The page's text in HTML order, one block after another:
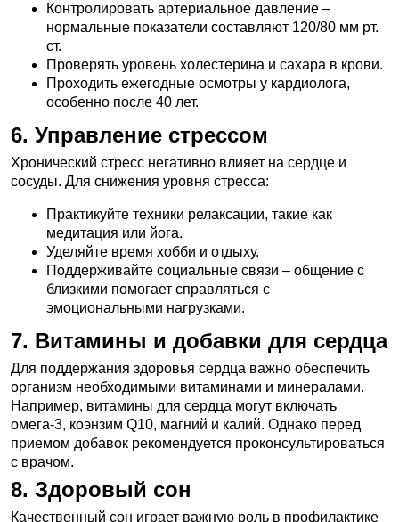
Контролировать артериальное давление –
нормальные показатели составляют 120/80 мм рт.
ст.
Проверять уровень холестерина и сахара в крови.
Проходить ежегодные осмотры у кардиолога,
особенно после 40 лет.
6. Управление стрессом
Хронический стресс негативно влияет на сердце и
сосуды. Для снижения уровня стресса:
Практикуйте техники релаксации, такие как
медитация или йога.
Уделяйте время хобби и отдыху.
Поддерживайте социальные связи – общение с
близкими помогает справляться с
эмоциональными нагрузками.
7. Витамины и добавки для сердца
Для поддержания здоровья сердца важно обеспечить
организм необходимыми витаминами и минералами.
Например, витамины для сердца могут включать
омега-3, коэнзим Q10, магний и калий. Однако перед
приемом добавок рекомендуется проконсультироваться
с врачом.
8. Здоровый сон
Качественный сон играет важную роль в профилактике